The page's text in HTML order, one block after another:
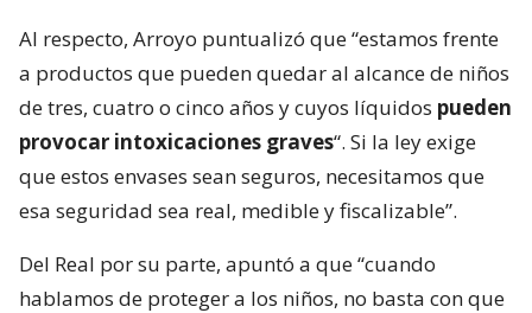
Al respecto, Arroyo puntualizó que “estamos frente
a productos que pueden quedar al alcance de niños
de tres, cuatro o cinco años y cuyos líquidos pueden
provocar intoxicaciones graves“. Si la ley exige
que estos envases sean seguros, necesitamos que
esa seguridad sea real, medible y fiscalizable”.
Del Real por su parte, apuntó a que “cuando
hablamos de proteger a los niños, no basta con que